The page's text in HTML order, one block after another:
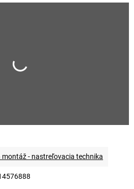
montáž - nastreľovacia technika